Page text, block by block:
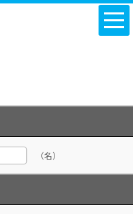
（名）